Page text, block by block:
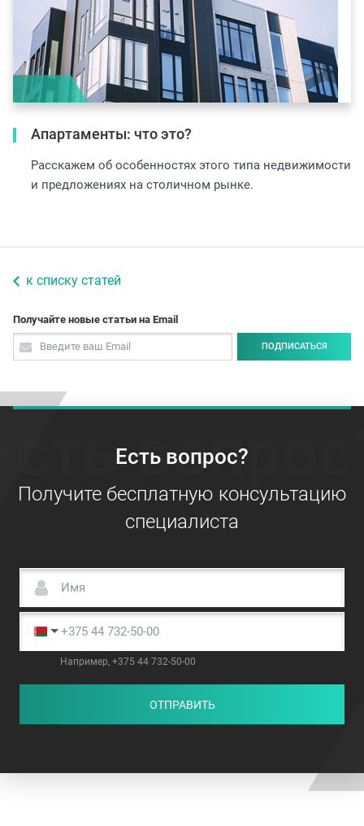
Апартаменты: что это?
Расскажем об особенностях этого типа недвижимости
и предложениях на столичном рынке.
к списку статей
Получайте новые статьи на Email
ПОДПИСАТЬСЯ
Есть вопрос?
Получите бесплатную консультацию
специалиста
Например, +375 44 732-50-00
ОТПРАВИТЬ